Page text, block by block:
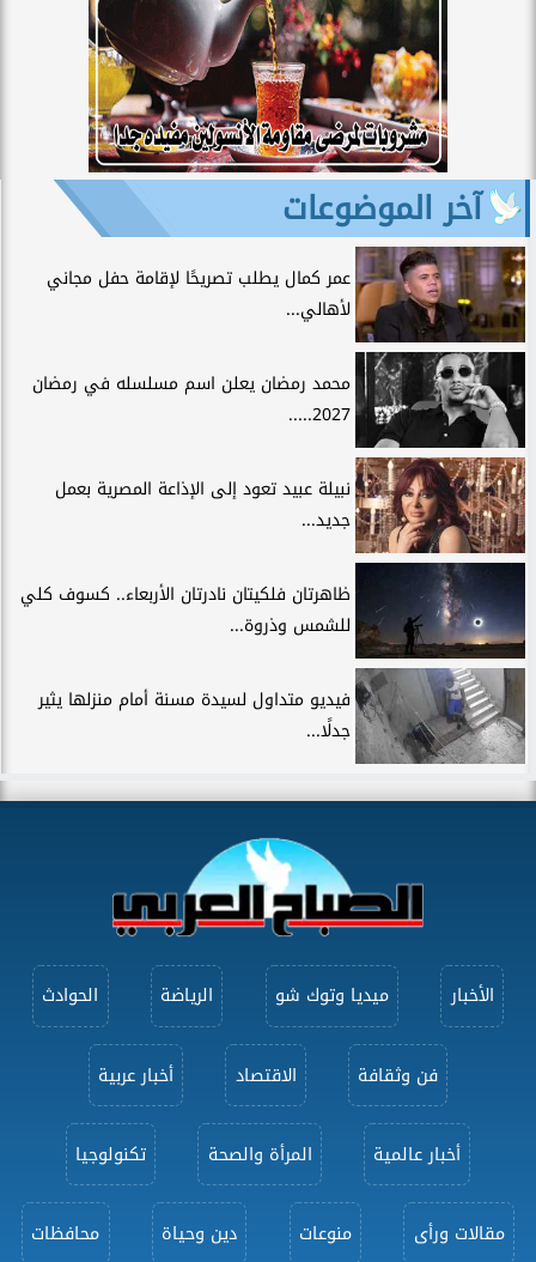
آخر الموضوعات
عمر كمال يطلب تصريحًا لإقامة حفل مجاني
لأهالي...
محمد رمضان يعلن اسم مسلسله في رمضان
2027.....
نبيلة عبيد تعود إلى الإذاعة المصرية بعمل
جديد...
ظاهرتان فلكيتان نادرتان الأربعاء.. كسوف كلي
للشمس وذروة...
فيديو متداول لسيدة مسنة أمام منزلها يثير
جدلًا...
الأخبار ميديا وتوك شو الرياضة الحوادث
فن وثقافة الاقتصاد أخبار عربية
أخبار عالمية المرأة والصحة تكنولوجيا
مقالات ورأى منوعات دين وحياة محافظات